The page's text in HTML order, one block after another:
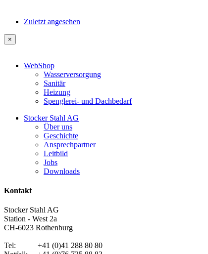
Zuletzt angesehen
×
WebShop
Wasserversorgung
Sanitär
Heizung
Spenglerei- und Dachbedarf
Stocker Stahl AG
Über uns
Geschichte
Ansprechpartner
Leitbild
Jobs
Downloads
Kontakt
Stocker Stahl AG
Station - West 2a
CH-6023 Rothenburg
Tel: +41 (0)41 288 80 80